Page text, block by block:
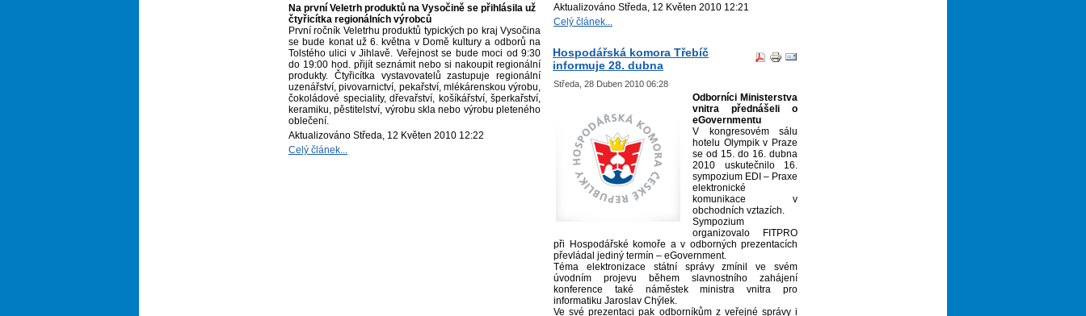
Na první Veletrh produktů na Vysočině se přihlásila už
čtyřicítka regionálních výrobců
První ročník Veletrhu produktů typických po kraj Vysočina
se bude konat už 6. května v Domě kultury a odborů na
Tolstého ulici v Jihlavě. Veřejnost se bude moci od 9:30
do 19:00 hod. přijít seznámit nebo si nakoupit regionální
produkty. Čtyřicítka vystavovatelů zastupuje regionální
uzenářství, pivovarnictví, pekařství, mlékárenskou výrobu,
čokoládové speciality, dřevařství, košíkářství, šperkařství,
keramiku, pěstitelství, výrobu skla nebo výrobu pleteného
oblečení.
Aktualizováno Středa, 12 Květen 2010 12:22
Celý článek...
Aktualizováno Středa, 12 Květen 2010 12:21
Celý článek...
Hospodářská komora Třebíč
informuje 28. dubna
Středa, 28 Duben 2010 06:28
Odborníci Ministerstva
vnitra přednášeli o
eGovernmentu
V kongresovém sálu
hotelu Olympik v Praze
se od 15. do 16. dubna
2010 uskutečnilo 16.
sympozium EDI – Praxe
elektronické
komunikace v
obchodních vztazích.
Sympozium
organizovalo FITPRO
při Hospodářské komoře a v odborných prezentacích
převládal jediný termín – eGovernment.
Téma elektronizace státní správy zmínil ve svém
úvodním projevu během slavnostního zahájení
konference také náměstek ministra vnitra pro
informatiku Jaroslav Chýlek.
Ve své prezentaci pak odborníkům z veřejné správy i